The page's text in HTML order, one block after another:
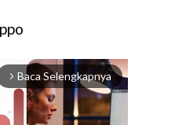
arrow_forward_ios Baca Selengkapnya